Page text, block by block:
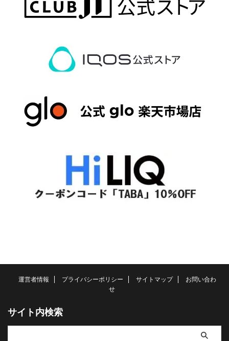
運営者情報 プライバシーポリシー サイトマップ
お問い合わ
せ
サイト内検索